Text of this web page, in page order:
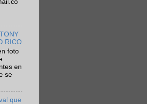
RICO
foto
en
se
que